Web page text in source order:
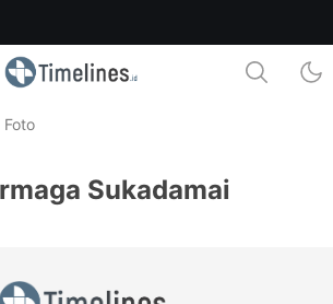
& Budaya
Foto
Sukadamai